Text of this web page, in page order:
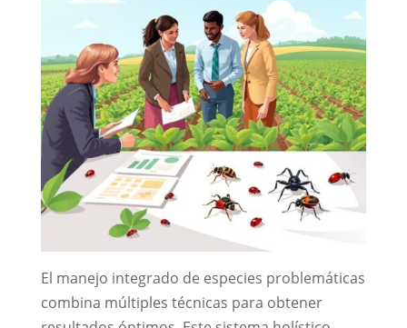
El manejo integrado de especies problemáticas
combina múltiples técnicas para obtener